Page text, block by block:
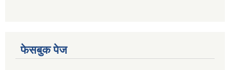
फेसबुक पेज